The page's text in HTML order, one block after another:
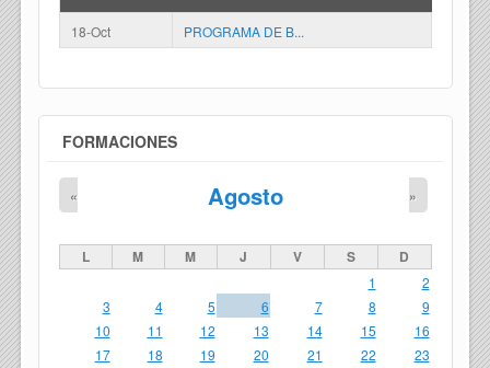
18-Oct PROGRAMA DE B...
FORMACIONES
Agosto
« »
L M M J V S D
1
2
3
4 5 6 7 8
9
10
11 12 13 14 15
16
17
18 19 20 21 22
23